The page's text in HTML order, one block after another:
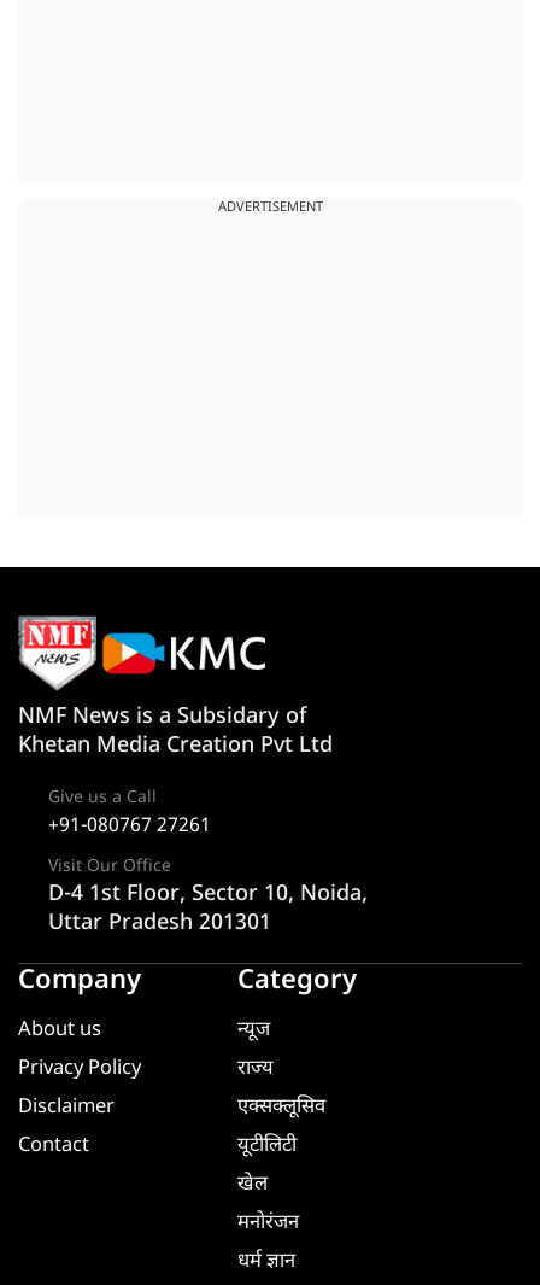
ADVERTISEMENT
NMF News is a Subsidary of
Khetan Media Creation Pvt Ltd
Give us a Call
+91-080767 27261
Visit Our Office
D-4 1st Floor, Sector 10, Noida,
Uttar Pradesh 201301
Company
About us
Privacy Policy
Disclaimer
Contact
Category
न्यूज
राज्य
एक्सक्लूसिव
यूटीलिटी
खेल
मनोरंजन
धर्म ज्ञान